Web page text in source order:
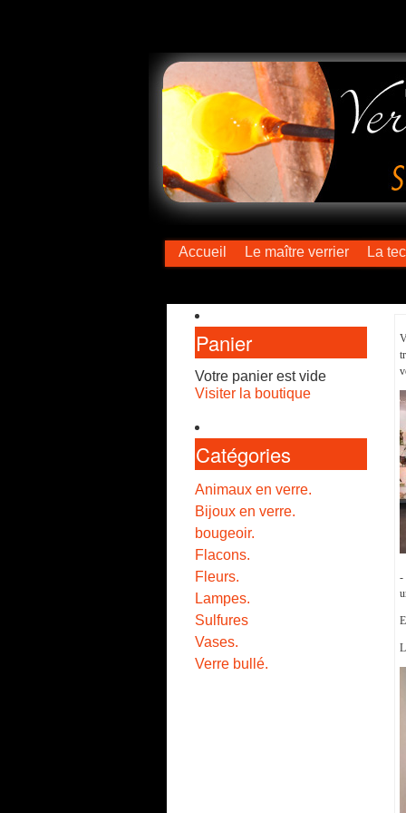
Accueil Le maître verrier La
-
Panier
Votre panier est vide
Visiter la boutique
Catégories
Animaux en verre.
Bijoux en verre.
bougeoir.
Flacons.
Fleurs.
Lampes.
Sulfures
Vases.
Verre bullé.